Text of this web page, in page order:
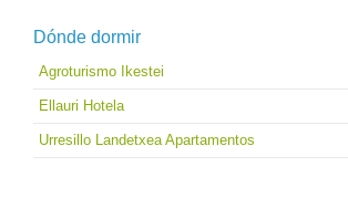
Dónde dormir
Agroturismo Ikestei
Ellauri Hotela
Urresillo Landetxea Apartamentos